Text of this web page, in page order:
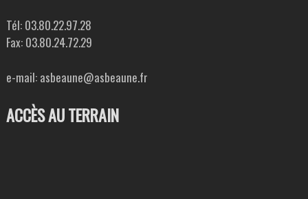
Tél: 03.80.22.97.28
Fax: 03.80.24.72.29
e-mail: asbeaune@asbeaune.fr
ACCÈS AU TERRAIN